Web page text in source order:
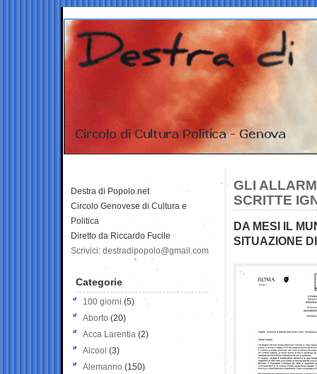
GLI
SCRITTE
DA MESI IL
SITUAZIONE
Destra di Popolo.net
Circolo Genovese di Cultura e
Politica
Diretto da Riccardo Fucile
Scrivici: destradipopolo@gmail.com
Categorie
100 giorni (5)
Aborto (20)
Acca Larentia (2)
Alcool (3)
Alemanno (150)